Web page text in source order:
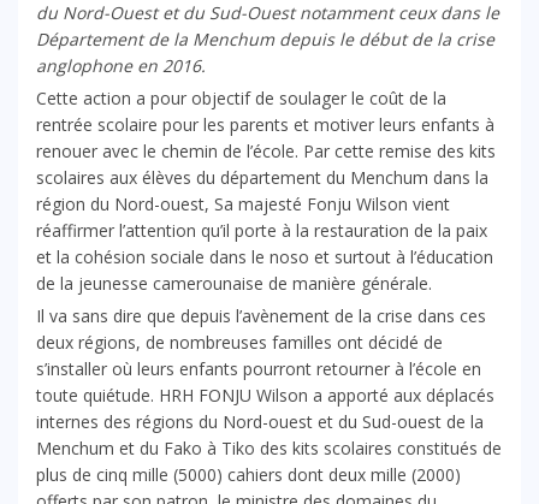
du Nord-Ouest et du Sud-Ouest notamment ceuxdans le
Département de la Menchum depuis le début de la crise
anglophone en 2016.
Cette action a pour objectif de soulager le coût de la
rentrée scolaire pour les parents et motiver leurs enfants à
renouer avec le chemin de l’école. Par cette remise des kits
scolaires aux élèves du département du Menchum dans la
région du Nord-ouest, Sa majesté Fonju Wilson vient
réaffirmer l’attention qu’il porte à la restauration de la paix
et la cohésion sociale dans le noso et surtout à l’éducation
de la jeunesse camerounaise de manière générale.
Il va sans dire que depuis l’avènement de la crise dans ces
deux régions, de nombreuses familles ont décidé de
s’installer où leurs enfants pourront retourner à l’école en
toute quiétude. HRH FONJU Wilson a apporté aux déplacés
internes des régions du Nord-ouest et du Sud-ouest de la
Menchum et du Fako à Tiko des kits scolaires constitués de
plus de cinq mille (5000) cahiers dont deux mille (2000)